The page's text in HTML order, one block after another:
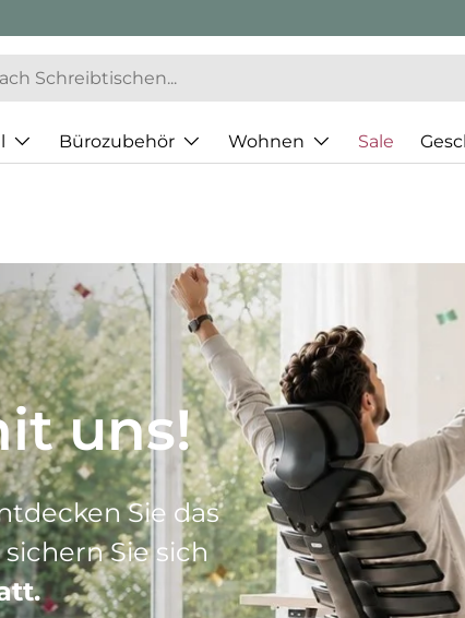
Bürozubehör Wohnen Sale
Ihr perfekter
individuell.